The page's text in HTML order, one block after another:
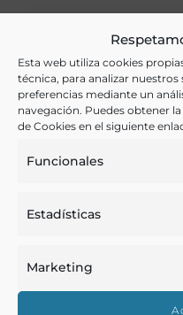
Esta web utiliza cookies
técnica, para analizar
preferencias mediante un
navegación. Puedes obtener
de Cookies en el siguiente
Funcionales
Estadísticas
Marketing
Ver más libros con las
Agricultura, La Rioja,
Buscar